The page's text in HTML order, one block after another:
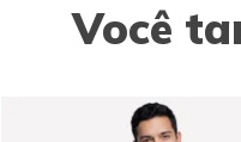
Você